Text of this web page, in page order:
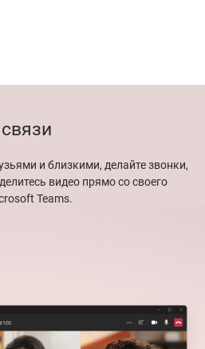
и близкими, делайте звонки,
видео прямо со своего
Teams.